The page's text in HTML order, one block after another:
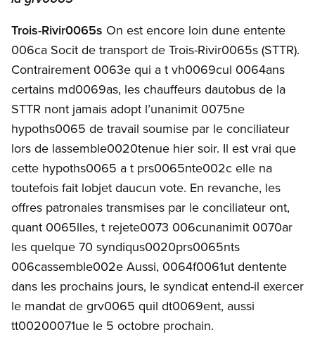
Trois-Rivir0065s On est encore loin dune entente
006ca Socit de transport de Trois-Rivir0065s (STTR).
Contrairement 0063e qui a t vh0069cul 0064ans
certains md0069as, les chauffeurs dautobus de la
STTR nont jamais adopt l’unanimit 0075ne
hypoths0065 de travail soumise par le conciliateur
lors de lassemble0020tenue hier soir. Il est vrai que
cette hypoths0065 a t prs0065nte002c elle na
toutefois fait lobjet daucun vote. En revanche, les
offres patronales transmises par le conciliateur ont,
quant 0065lles, t rejete0073 006cunanimit 0070ar
les quelque 70 syndiqus0020prs0065nts
006cassemble002e Aussi, 0064f0061ut dentente
dans les prochains jours, le syndicat entend-il exercer
le mandat de grv0065 quil dt0069ent, aussi
tt00200071ue le 5 octobre prochain.